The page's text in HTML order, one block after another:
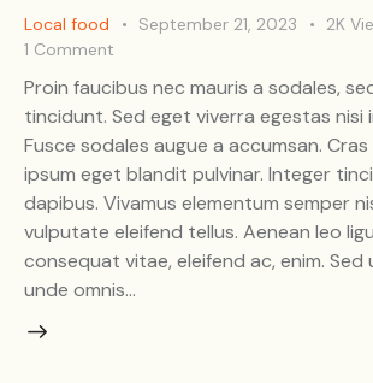
Local food September 21, 2023 2K
1 Comment
Proin faucibus nec mauris a sodales,
tincidunt. Sed eget viverra egestas nisi
Fusce sodales augue a accumsan.
ipsum eget blandit pulvinar. Integer
dapibus. Vivamus elementum semper
vulputate eleifend tellus. Aenean leo
consequat vitae, eleifend ac, enim.
unde omnis…